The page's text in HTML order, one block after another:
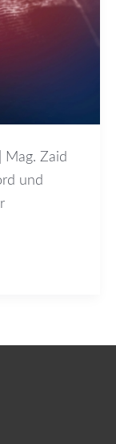
Mag. Zaid
und